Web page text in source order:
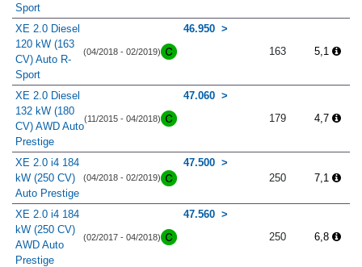
Sport
XE 2.0 Diesel
120 kW (163
CV) Auto R-
Sport
(04/2018 - 02/2019)
46.950
163
5,1
XE 2.0 Diesel
132 kW (180
CV) AWD Auto
Prestige
(11/2015 - 04/2018)
47.060
179
4,7
XE 2.0 i4 184
kW (250 CV)
Auto Prestige
(04/2018 - 02/2019)
47.500
250
7,1
XE 2.0 i4 184
kW (250 CV)
AWD Auto
Prestige
(02/2017 - 04/2018)
47.560
250
6,8